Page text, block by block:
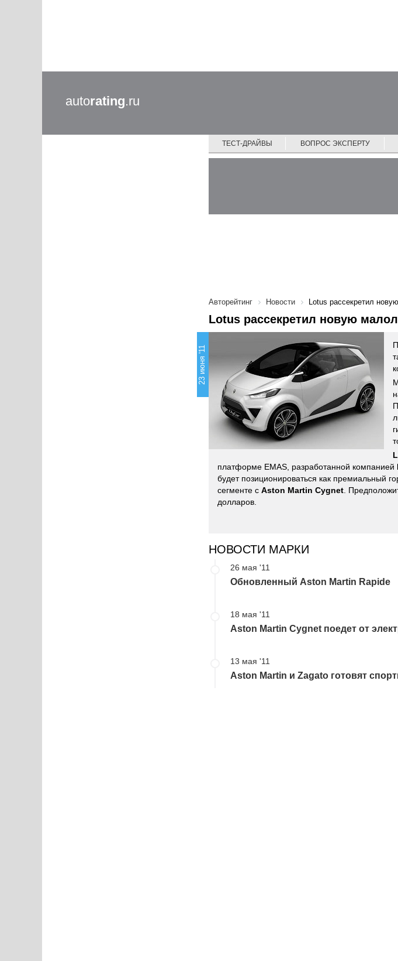
autorating.ru
ТЕСТ-ДРАЙВЫ ВОПРОС ЭКСПЕРТУ
Авторейтинг Новости Lotus рассекретил
Lotus рассекретил новую
23 июня '11
платформе EMAS, разработанной компанией
будет позиционироваться как премиальный
сегменте с Aston Martin Cygnet .
долларов.
НОВОСТИ МАРКИ
26 мая '11
Обновленный Aston Martin Rapide
18 мая '11
Aston Martin Cygnet поедет от
13 мая '11
Aston Martin и Zagato готовят